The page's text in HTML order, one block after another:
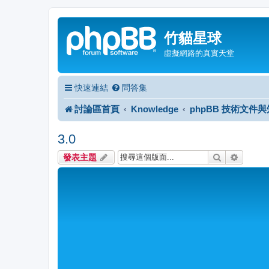
竹貓星球
虛擬網路的真實天堂
快速連結 問答集
討論區首頁 Knowledge phpBB 技術文件與
3.0
發表主題 搜尋